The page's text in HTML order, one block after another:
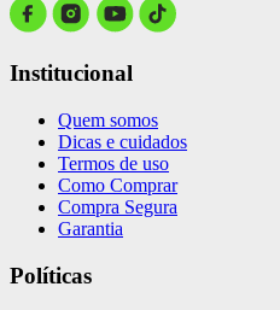
Institucional
Quem somos
Dicas e cuidados
Termos de uso
Como Comprar
Compra Segura
Garantia
Políticas